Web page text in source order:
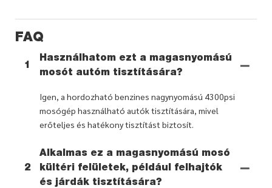
FAQ
1
Használhatom ezt a magasnyomású
mosót autóm tisztítására?
Igen, a hordozható benzines nagynyomású 4300psi
mosógép használható autók tisztítására, mivel
erőteljes és hatékony tisztítást biztosít.
2
Alkalmas ez a magasnyomású mosó
kültéri felületek, például felhajtók
és járdák tisztítására?